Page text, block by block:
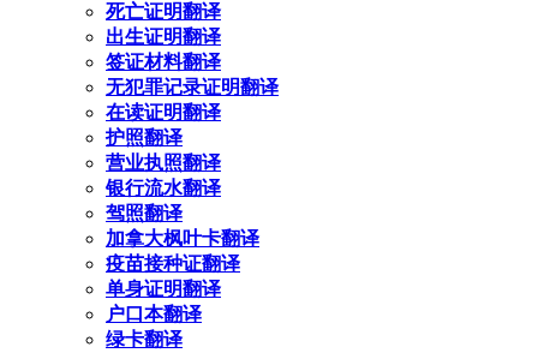
死亡证明翻译
出生证明翻译
签证材料翻译
无犯罪记录证明翻译
在读证明翻译
护照翻译
营业执照翻译
银行流水翻译
驾照翻译
加拿大枫叶卡翻译
疫苗接种证翻译
单身证明翻译
户口本翻译
绿卡翻译